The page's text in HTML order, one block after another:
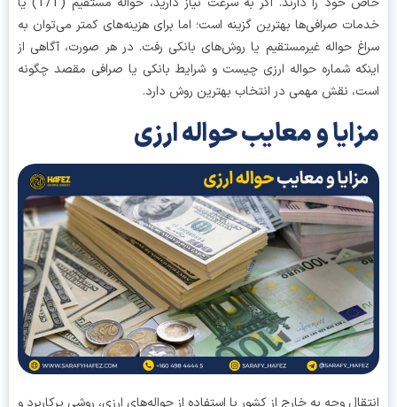
صرافی‌ها بهترین گزینه است؛ اما برای هزینه‌های کمتر می‌توان به
حواله غیرمستقیم یا روش‌های بانکی رفت. در هر صورت، آگاهی از
شماره حواله ارزی چیست و شرایط بانکی یا صرافی مقصد چگونه
نقش مهمی در انتخاب بهترین روش دارد.
و معایب حواله ارزی
وجه به خارج از کشور با استفاده از حواله‌های ارزی، روشی پرکاربرد و